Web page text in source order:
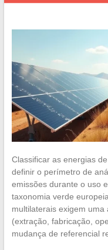
Classificar as energias
definir o perímetro de
emissões durante o uso
taxonomia verde
multilaterais exigem uma
(extração, fabricação,
mudança de referencial